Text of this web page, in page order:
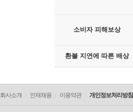
소비자 피해보상
환불 지연에 따른 배상
회사소개 인재채용 이용약관 개인정보처리방침